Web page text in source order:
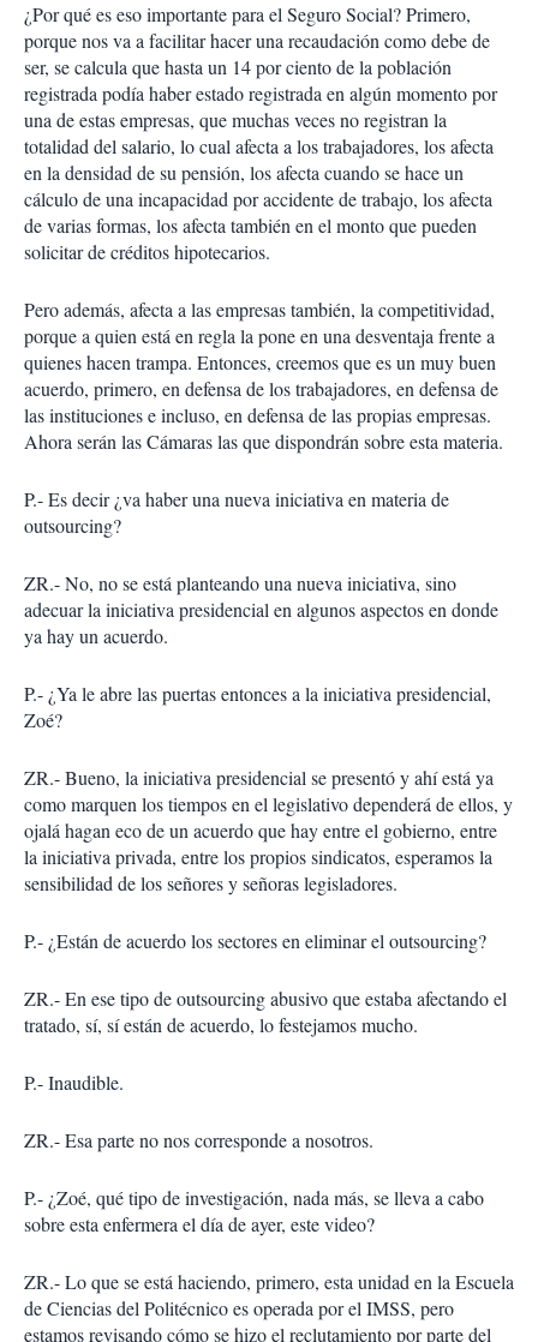
¿Por qué es eso importante para el Seguro Social? Primero,
porque nos va a facilitar hacer una recaudación como debe de
ser, se calcula que hasta un 14 por ciento de la población
registrada podía haber estado registrada en algún momento por
una de estas empresas, que muchas veces no registran la
totalidad del salario, lo cual afecta a los trabajadores, los afecta
en la densidad de su pensión, los afecta cuando se hace un
cálculo de una incapacidad por accidente de trabajo, los afecta
de varias formas, los afecta también en el monto que pueden
solicitar de créditos hipotecarios.
Pero además, afecta a las empresas también, la competitividad,
porque a quien está en regla la pone en una desventaja frente a
quienes hacen trampa. Entonces, creemos que es un muy buen
acuerdo, primero, en defensa de los trabajadores, en defensa de
las instituciones e incluso, en defensa de las propias empresas.
Ahora serán las Cámaras las que dispondrán sobre esta materia.
P.- Es decir ¿va haber una nueva iniciativa en materia de
outsourcing?
ZR.- No, no se está planteando una nueva iniciativa, sino
adecuar la iniciativa presidencial en algunos aspectos en donde
ya hay un acuerdo.
P.- ¿Ya le abre las puertas entonces a la iniciativa presidencial,
Zoé?
ZR.- Bueno, la iniciativa presidencial se presentó y ahí está ya
como marquen los tiempos en el legislativo dependerá de ellos, y
ojalá hagan eco de un acuerdo que hay entre el gobierno, entre
la iniciativa privada, entre los propios sindicatos, esperamos la
sensibilidad de los señores y señoras legisladores.
P.- ¿Están de acuerdo los sectores en eliminar el outsourcing?
ZR.- En ese tipo de outsourcing abusivo que estaba afectando el
tratado, sí, sí están de acuerdo, lo festejamos mucho.
P.- Inaudible.
ZR.- Esa parte no nos corresponde a nosotros.
P.- ¿Zoé, qué tipo de investigación, nada más, se lleva a cabo
sobre esta enfermera el día de ayer, este video?
ZR.- Lo que se está haciendo, primero, esta unidad en la Escuela
de Ciencias del Politécnico es operada por el IMSS, pero
estamos revisando cómo se hizo el reclutamiento por parte del